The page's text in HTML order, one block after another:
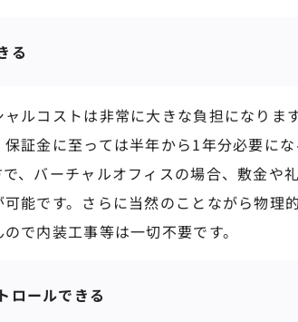
る
ルコストは非常に大きな負担になりま
証金に至っては半年から1年分必要に
、バーチャルオフィスの場合、敷金や
能です。さらに当然のことながら物理
で内装工事等は一切不要です。
ロールできる